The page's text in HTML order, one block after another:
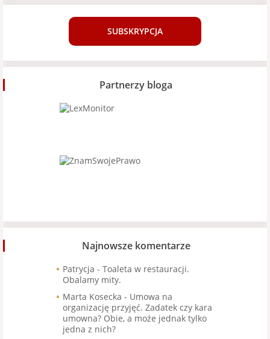
SUBSKRYPCJA
Partnerzy bloga
Najnowsze komentarze
Patrycja - Toaleta w restauracji.
Obalamy mity.
Marta Kosecka - Umowa na
organizację przyjęć. Zadatek czy kara
umowna? Obie, a może jednak tylko
jedna z nich?